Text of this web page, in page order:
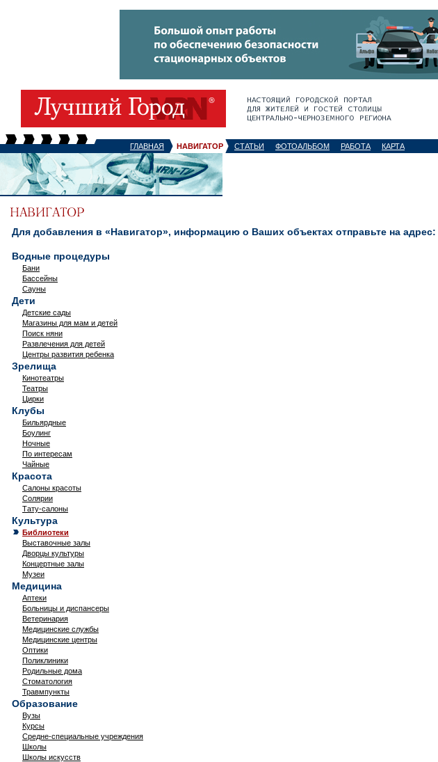
ГЛАВНАЯ НАВИГАТОР СТАТЬИ ФОТОАЛЬБОМ РАБОТА КАРТА
Для добавления в «Навигатор», информацию о Ваших объектах отправьте на адрес:
Водные процедуры
Бани
Бассейны
Сауны
Дети
Детские сады
Магазины для мам и детей
Поиск няни
Развлечения для детей
Центры развития ребенка
Зрелища
Кинотеатры
Театры
Цирки
Клубы
Бильярдные
Боулинг
Ночные
По интересам
Чайные
Красота
Салоны красоты
Солярии
Тату-салоны
Культура
Библиотеки
Выставочные залы
Дворцы культуры
Концертные залы
Музеи
Медицина
Аптеки
Больницы и диспансеры
Ветеринария
Медицинские службы
Медицинские центры
Оптики
Поликлиники
Родильные дома
Стоматология
Травмпункты
Образование
Вузы
Курсы
Средне-специальные учреждения
Школы
Школы искусств